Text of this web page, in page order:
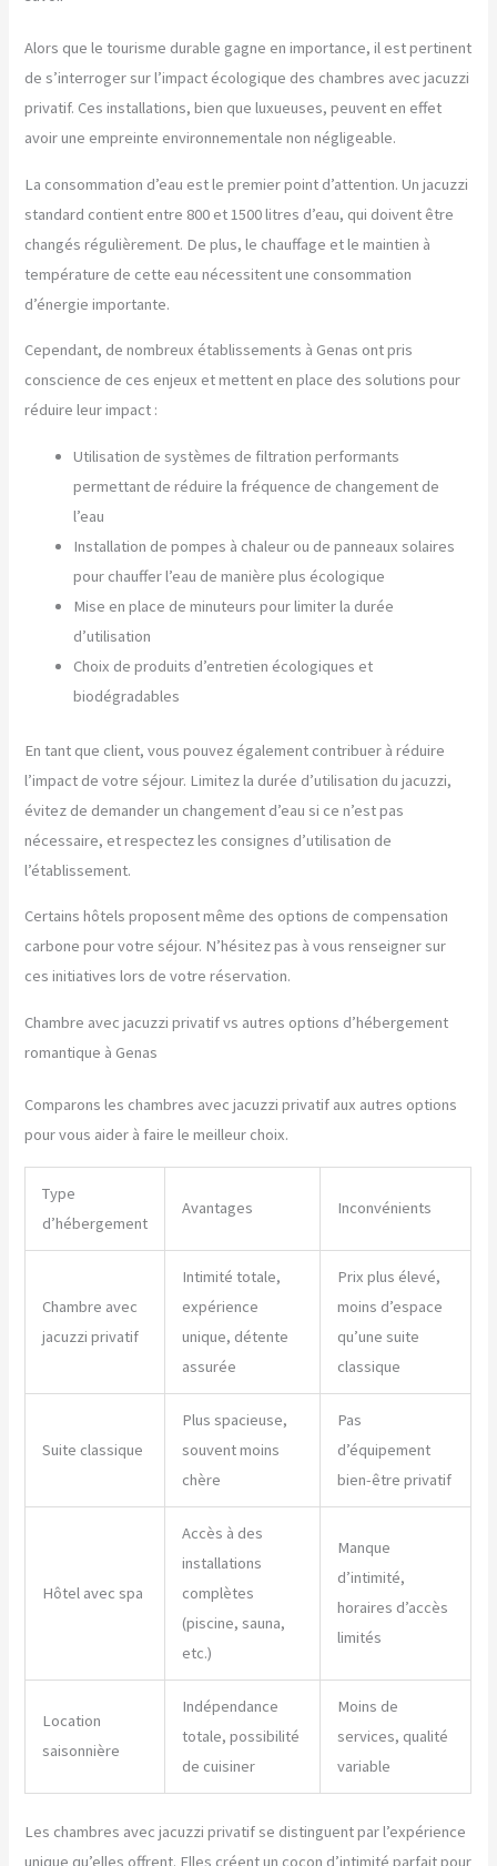
Alors que le tourisme durable gagne en importance, il est pertinent
de s’interroger sur l’impact écologique des chambres avec jacuzzi
privatif. Ces installations, bien que luxueuses, peuvent en effet
avoir une empreinte environnementale non négligeable.
La consommation d’eau est le premier point d’attention. Un jacuzzi
standard contient entre 800 et 1500 litres d’eau, qui doivent être
changés régulièrement. De plus, le chauffage et le maintien à
température de cette eau nécessitent une consommation
d’énergie importante.
Cependant, de nombreux établissements à Genas ont pris
conscience de ces enjeux et mettent en place des solutions pour
réduire leur impact :
Utilisation de systèmes de filtration performants
permettant de réduire la fréquence de changement de
l’eau
Installation de pompes à chaleur ou de panneaux solaires
pour chauffer l’eau de manière plus écologique
Mise en place de minuteurs pour limiter la durée
d’utilisation
Choix de produits d’entretien écologiques et
biodégradables
En tant que client, vous pouvez également contribuer à réduire
l’impact de votre séjour. Limitez la durée d’utilisation du jacuzzi,
évitez de demander un changement d’eau si ce n’est pas
nécessaire, et respectez les consignes d’utilisation de
l’établissement.
Certains hôtels proposent même des options de compensation
carbone pour votre séjour. N’hésitez pas à vous renseigner sur
ces initiatives lors de votre réservation.
Chambre avec jacuzzi privatif vs autres options d’hébergement
romantique à Genas
Comparons les chambres avec jacuzzi privatif aux autres options
pour vous aider à faire le meilleur choix.
Type
d’hébergement
Avantages Inconvénients
Chambre avec
jacuzzi privatif
Intimité totale,
expérience
unique, détente
assurée
Prix plus élevé,
moins d’espace
qu’une suite
classique
Suite classique
Plus spacieuse,
souvent moins
chère
Pas
d’équipement
bien-être privatif
Hôtel avec spa
Accès à des
installations
complètes
(piscine, sauna,
etc.)
Manque
d’intimité,
horaires d’accès
limités
Location
saisonnière
Indépendance
totale, possibilité
de cuisiner
Moins de
services, qualité
variable
Les chambres avec jacuzzi privatif se distinguent par l’expérience